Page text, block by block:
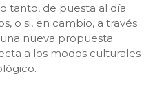
tanto, de puesta al día
o si, en cambio, a través
nueva propuesta
a los modos culturales